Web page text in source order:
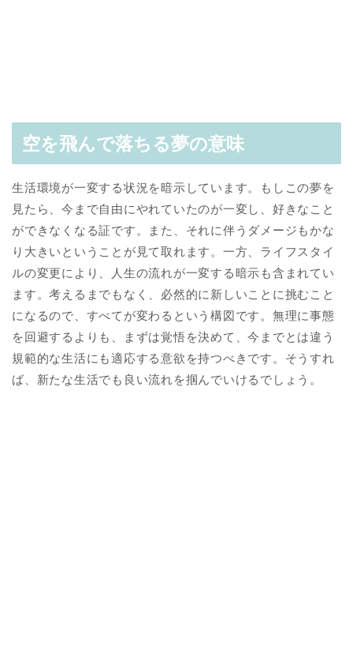
空を飛んで落ちる夢の意味
生活環境が一変する状況を暗示しています。もしこの夢を
見たら、今まで自由にやれていたのが一変し、好きなこと
ができなくなる証です。また、それに伴うダメージもかな
り大きいということが見て取れます。一方、ライフスタイ
ルの変更により、人生の流れが一変する暗示も含まれてい
ます。考えるまでもなく、必然的に新しいことに挑むこと
になるので、すべてが変わるという構図です。無理に事態
を回避するよりも、まずは覚悟を決めて、今までとは違う
規範的な生活にも適応する意欲を持つべきです。そうすれ
ば、新たな生活でも良い流れを掴んでいけるでしょう。